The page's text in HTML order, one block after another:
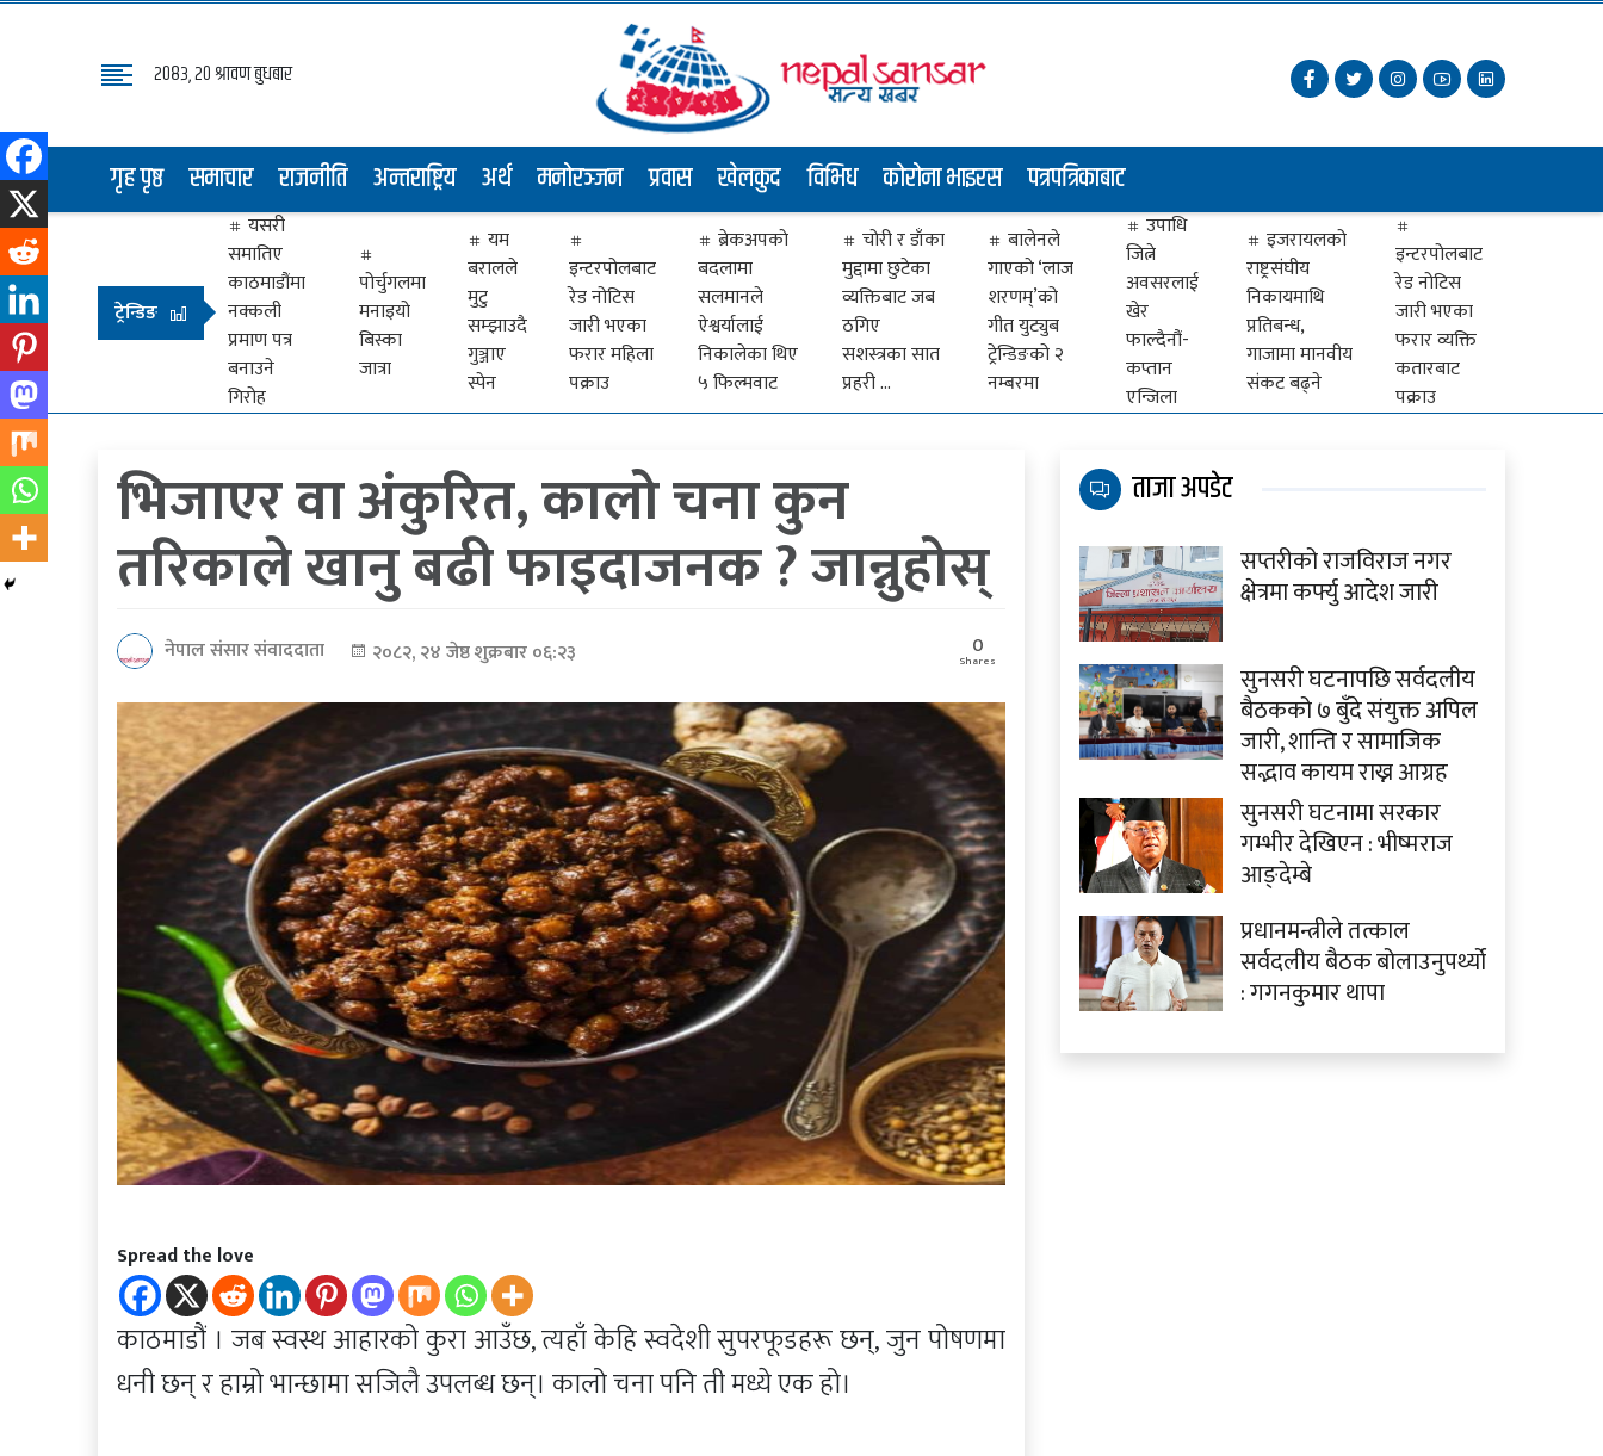
२०८३, २० श्रावण बुधबार
गृह पृष्ठ समाचार राजनीति अन्तराष्ट्रिय अर्थ मनोरञ्जन प्रवास खेलकुद विभिध कोरोना भाइरस पत्रपत्रिकाबाट
पृष्ठ
समाचार
राजनीति
अन्तराष्ट्रिय
अर्थ
मनोरञ्जन
पत्रपत्रिकाबाट
ट्रेन्डिङ
यसरी
समातिए
काठमाडौंमा
नक्कली
प्रमाण पत्र
बनाउने
गिरोह
पोर्चुगलमा
मनाइयो
बिस्का
जात्रा
यम
बरालले
मुटु
सम्झाउदै
गुञ्जाए
स्पेन
इन्टरपोलबाट
रेड नोटिस
जारी भएका
फरार महिला
पक्राउ
ब्रेकअपकाे
बदलामा
सलमानले
ऐश्वर्यालाई
निकालेका थिए
५ फिल्मवाट
चोरी र डाँका
मुद्दामा छुटेका
व्यक्तिबाट जब
ठगिए
सशस्त्रका सात
प्रहरी …
बालेनले
गाएकाे ‘लाज
शरणम्’को
गीत युट्युब
ट्रेन्डिङको २
नम्बरमा
उपाधि
जित्ने
अवसरलाई
खेर
फाल्दैनौं-
कप्तान
एन्जिला
इजरायलको
राष्ट्रसंघीय
निकायमाथि
प्रतिबन्ध,
गाजामा मानवीय
संकट बढ्ने
इन्टरपोलबाट
रेड नोटिस
जारी भएका
फरार व्यक्ति
कतारबाट
पक्राउ
भिजाएर वा अंकुरित, कालो चना कुन
तरिकाले खानु बढी फाइदाजनक ? जान्नुहोस्
नेपाल संसार संवाददाता २०८२, २४ जेष्ठ शुक्रबार ०६:२३ 0
Shares
Spread the love
काठमाडौं । जब स्वस्थ आहारको कुरा आउँछ, त्यहाँ केहि स्वदेशी सुपरफूडहरू छन्, जुन पोषणमा
धनी छन् र हाम्रो भान्छामा सजिलै उपलब्ध छन्। कालो चना पनि ती मध्ये एक हो।
ताजा अपडेट
सप्तरीको राजविराज नगर
क्षेत्रमा कर्फ्यु आदेश जारी
सुनसरी घटनापछि सर्वदलीय
बैठकको ७ बुँदे संयुक्त अपिल
जारी, शान्ति र सामाजिक
सद्भाव कायम राख्न आग्रह
सुनसरी घटनामा सरकार
गम्भीर देखिएन : भीष्मराज
आङ्देम्बे
प्रधानमन्त्रीले तत्काल
सर्वदलीय बैठक बोलाउनुपर्थ्यो
: गगनकुमार थापा